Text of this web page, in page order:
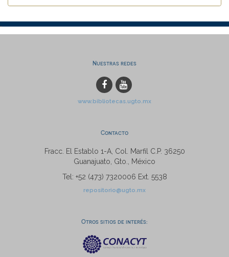
Nuestras redes
www.bibliotecas.ugto.mx
Contacto
Fracc. El Establo 1-A, Col. Marfil C.P. 36250
Guanajuato, Gto., México
Tel: +52 (473) 7320006 Ext. 5538
repositorio@ugto.mx
Otros sitios de interés: